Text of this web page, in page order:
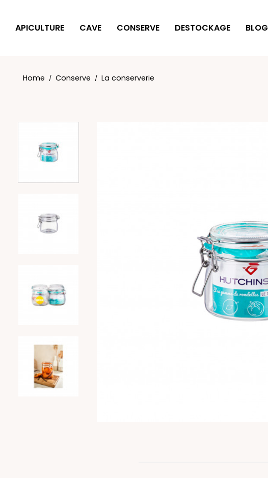
APICULTURE CAVE CONSERVE DESTOCKAGE BLOG
Home Conserve La conserverie